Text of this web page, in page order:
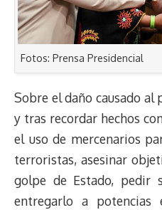
Fotos: Prensa Presidencial
Sobre el daño causado al
y tras recordar hechos
el uso de mercenarios
terroristas, asesinar
golpe de Estado, pedir
entregarlo a potencias